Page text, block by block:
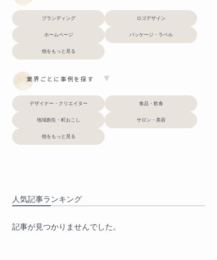
ブランディング ロゴデザイン
ホームページ パッケージ・ラベル
他をもっと見る
業界ごとに事例を探す
デザイナー・クリエイター 食品・飲食
地域創生・町おこし サロン・美容
他をもっと見る
人気記事ランキング
記事が見つかりませんでした。